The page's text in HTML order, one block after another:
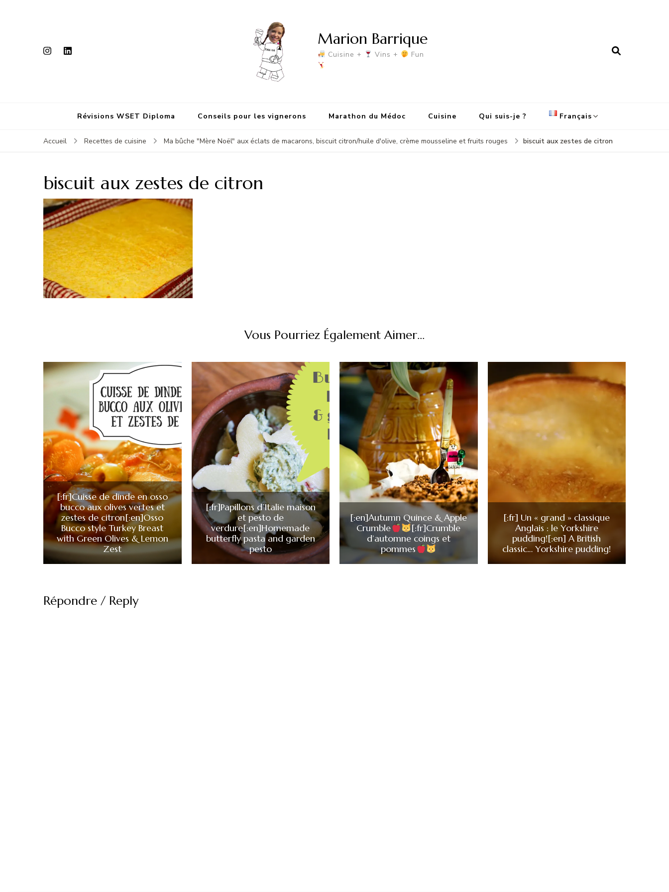
Marion Barrique
Cuisine + Vins + Fun
Révisions WSET Diploma Conseils pour les vignerons Marathon du Médoc Cuisine Qui suis-je ? Français
English
Accueil Recettes de cuisine Ma bûche "Mère Noël" aux éclats de macarons, biscuit citron/huile d'olive, crème mousseline et fruits rouges biscuit aux zestes de citron
biscuit aux zestes de citron
Vous Pourriez Également Aimer...
[:fr]Cuisse de dinde en osso
bucco aux olives vertes et
zestes de citron[:en]Osso
Bucco style Turkey Breast
with Green Olives & Lemon
Zest
[:fr]Papillons d’Italie maison
et pesto de
verdure[:en]Homemade
butterfly pasta and garden
pesto
[:en]Autumn Quince & Apple
Crumble
[:fr]Crumble
d’automne coings et
pommes
[:fr] Un « grand » classique
Anglais : le Yorkshire
pudding![:en] A British
classic… Yorkshire pudding!
Répondre / Reply